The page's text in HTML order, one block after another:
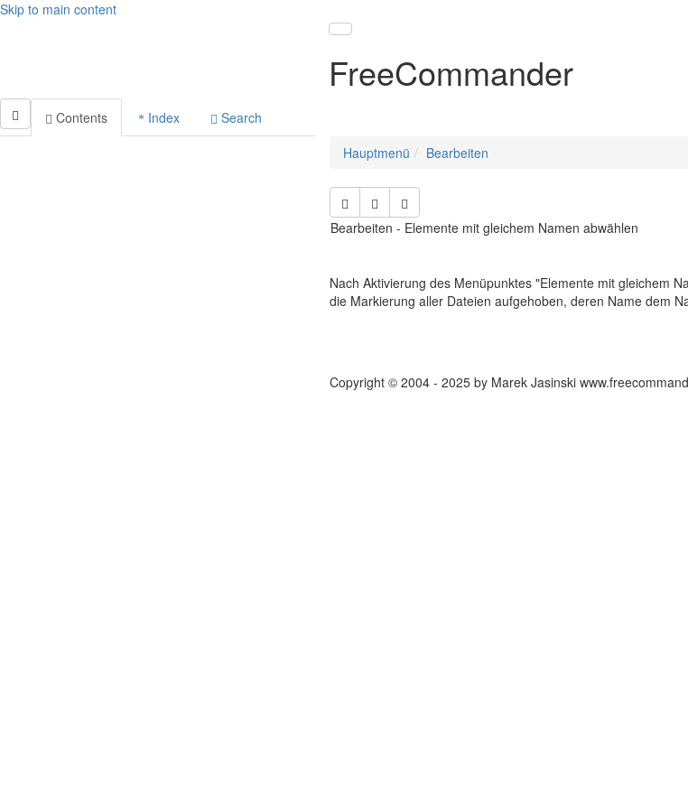
Skip to main content
Toggle navigation
FreeCommander
Contents Index
Search
Hauptmenü
Bearbeiten
Bearbeiten - Elemente mit gleichem Namen abwählen
Nach Aktivierung des Menüpunktes "Elemente mit gleichem
die Markierung aller Dateien aufgehoben, deren Name dem
Copyright © 2004 - 2025 by Marek Jasinski